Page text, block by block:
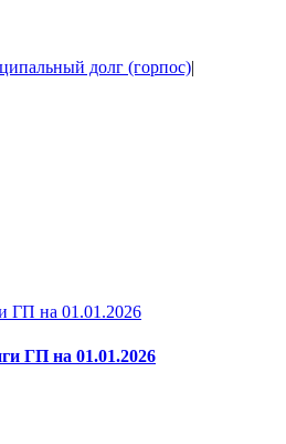
долг (горпос)|
ГП на 01.01.2026
ГП на 01.01.2026